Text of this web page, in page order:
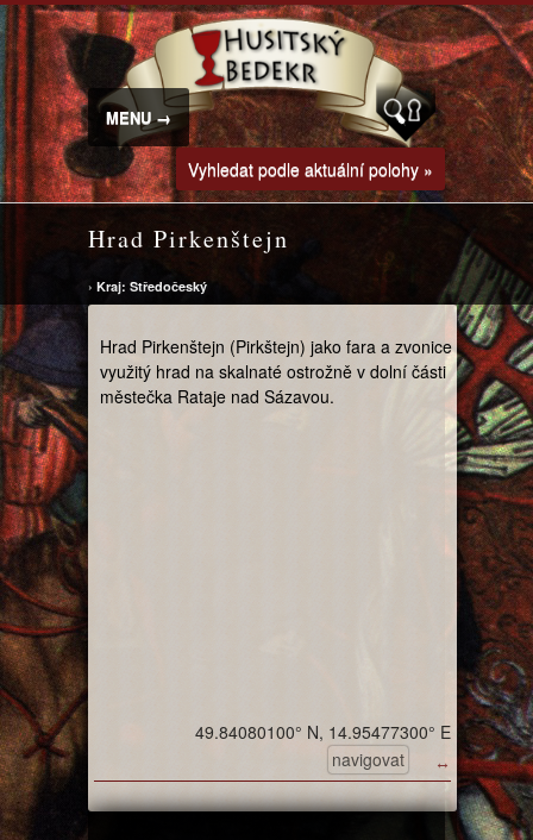
MENU →
Vyhledat podle aktuální polohy »
Hrad Pirkenštejn
› Kraj: Středočeský
Hrad Pirkenštejn (Pirkštejn) jako fara a zvonice
využitý hrad na skalnaté ostrožně v dolní části
městečka Rataje nad Sázavou.
↔
49.84080100° N, 14.95477300° E
navigovat